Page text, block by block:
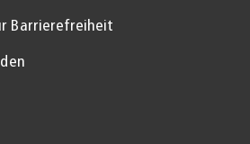
Barrierefreiheit